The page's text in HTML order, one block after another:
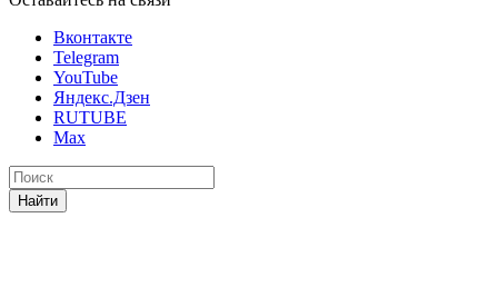
Вконтакте
Telegram
YouTube
Яндекс.Дзен
RUTUBE
Max
Найти